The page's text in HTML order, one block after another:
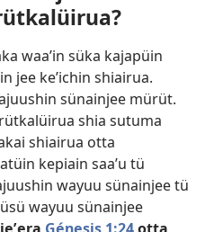
waaʼin süka kajapüin
jee keʼichin shiairua.
sünainjee mürüt.
shia sutuma
shiairua otta
kepiain saaʼu tü
wayuu sünainjee tü
wayuu sünainjee